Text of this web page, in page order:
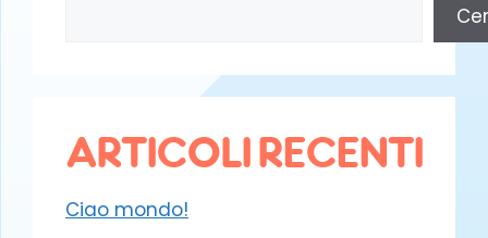
ARTICOLI RECENTI
Ciao mondo!